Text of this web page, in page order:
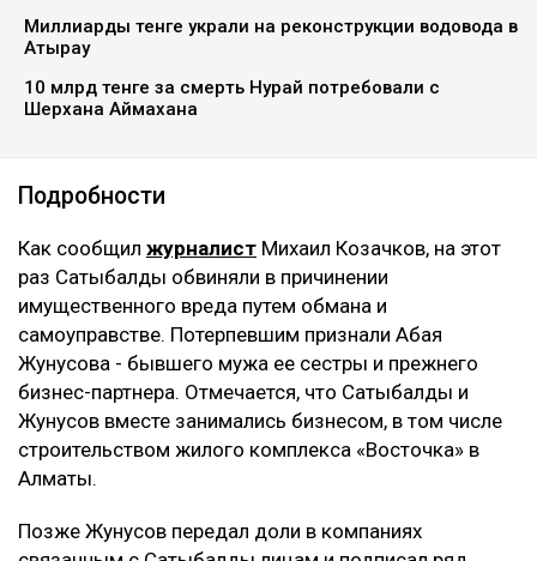
Миллиарды тенге украли на реконструкции водовода в
Атырау
10 млрд тенге за смерть Нурай потребовали с
Шерхана Аймахана
Подробности
Как сообщил журналист Михаил Козачков, на этот
раз Сатыбалды обвиняли в причинении
имущественного вреда путем обмана и
самоуправстве. Потерпевшим признали Абая
Жунусова - бывшего мужа ее сестры и прежнего
бизнес-партнера. Отмечается, что Сатыбалды и
Жунусов вместе занимались бизнесом, в том числе
строительством жилого комплекса «Восточка» в
Алматы.
Позже Жунусов передал доли в компаниях